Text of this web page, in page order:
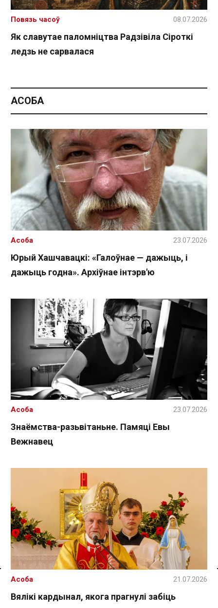
Спасылка без VPN
Як славутае паломніцтва Радзівіла Сіроткі
ледзь не сарвалася
Повязь часоў 08.07.2026
АСОБА
Юрый Хашчавацкі: «Галоўнае — дажыць, і
дажыць годна». Архіўнае інтэрв'ю
Асоба 23.07.2026
Знаёмства-разьвітаньне. Памяці Евы
Вежнавец
Асоба 23.07.2026
Вялікі кардынал, якога прагнулі забіць
Асоба 21.07.2026